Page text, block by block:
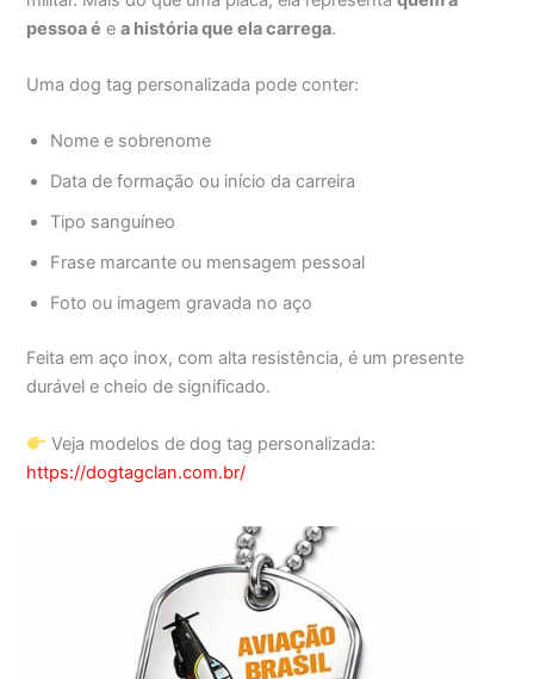
pessoa é ea história que ela carrega.
Uma dog tag personalizada pode conter:
Nome e sobrenome
Data de formação ou início da carreira
Tipo sanguíneo
Frase marcante ou mensagem pessoal
Foto ou imagem gravada no aço
Feita em aço inox, com alta resistência, é um presente
durável e cheio de significado.
Veja modelos de dog tag personalizada:
https://dogtagclan.com.br/